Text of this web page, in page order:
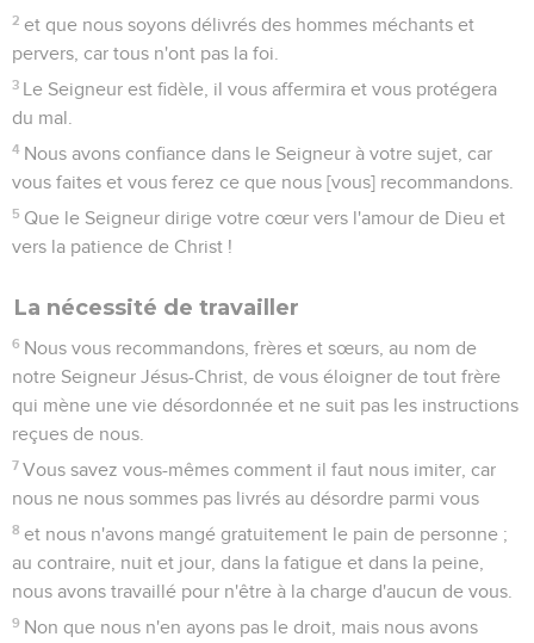
2 et que nous soyons délivrés des hommes méchants et
pervers, car tous n'ont pas la foi.
3 Le Seigneur est fidèle, il vous affermira et vous protégera
du mal.
4 Nous avons confiance dans le Seigneur à votre sujet, car
vous faites et vous ferez ce que nous [vous] recommandons.
5 Que le Seigneur dirige votre cœur vers l'amour de Dieu et
vers la patience de Christ !
La nécessité de travailler
6 Nous vous recommandons, frères et sœurs, au nom de
notre Seigneur Jésus-Christ, de vous éloigner de tout frère
qui mène une vie désordonnée et ne suit pas les instructions
reçues de nous.
7 Vous savez vous-mêmes comment il faut nous imiter, car
nous ne nous sommes pas livrés au désordre parmi vous
8 et nous n'avons mangé gratuitement le pain de personne ;
au contraire, nuit et jour, dans la fatigue et dans la peine,
nous avons travaillé pour n'être à la charge d'aucun de vous.
9 Non que nous n'en ayons pas le droit, mais nous avons